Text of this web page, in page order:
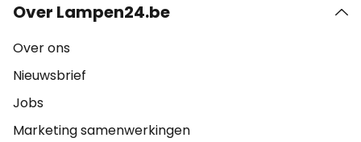
Over Lampen24.be
Over ons
Nieuwsbrief
Jobs
Marketing samenwerkingen